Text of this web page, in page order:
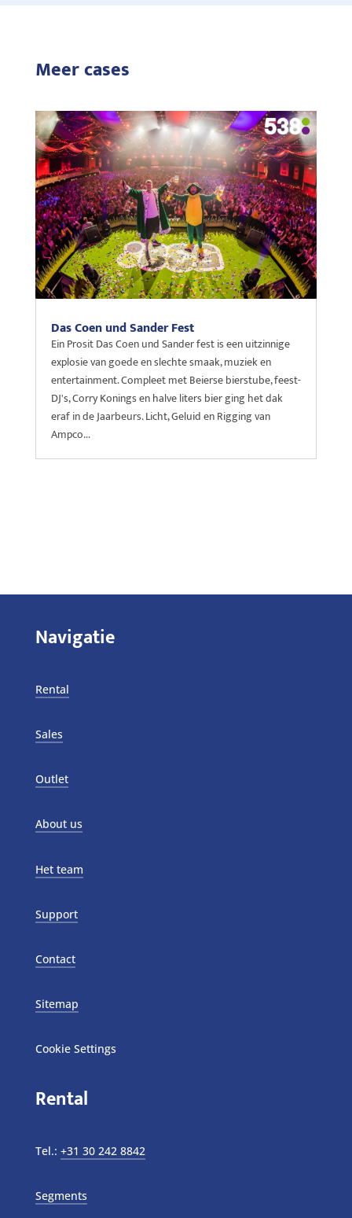
Meer cases
Das Coen und Sander Fest
Ein Prosit Das Coen und Sander fest is een uitzinnige
explosie van goede en slechte smaak, muziek en
entertainment. Compleet met Beierse bierstube, feest-
DJ's, Corry Konings en halve liters bier ging het dak
eraf in de Jaarbeurs. Licht, Geluid en Rigging van
Ampco...
Navigatie
Rental
Sales
Outlet
About us
Het team
Support
Contact
Sitemap
Cookie Settings
Rental
Tel.: +31 30 242 8842
Segments